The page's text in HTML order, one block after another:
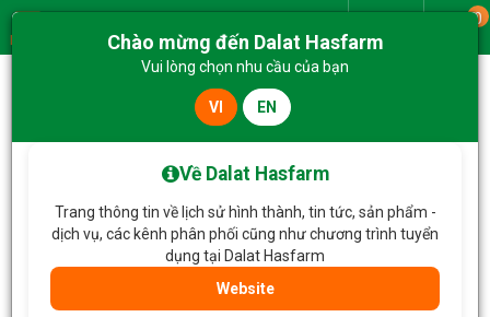
Menu
0
Hoa Chậu thiết kế Chậu Hoa Thiết Kế Tinh Khôi 217
Chào mừng đến Dalat Hasfarm
Vui lòng chọn nhu cầu của bạn
VI EN
Về Dalat Hasfarm
Trang thông tin về lịch sử hình thành, tin tức, sản phẩm -
dịch vụ, các kênh phân phối cũng như chương trình tuyển
dụng tại Dalat Hasfarm
Website